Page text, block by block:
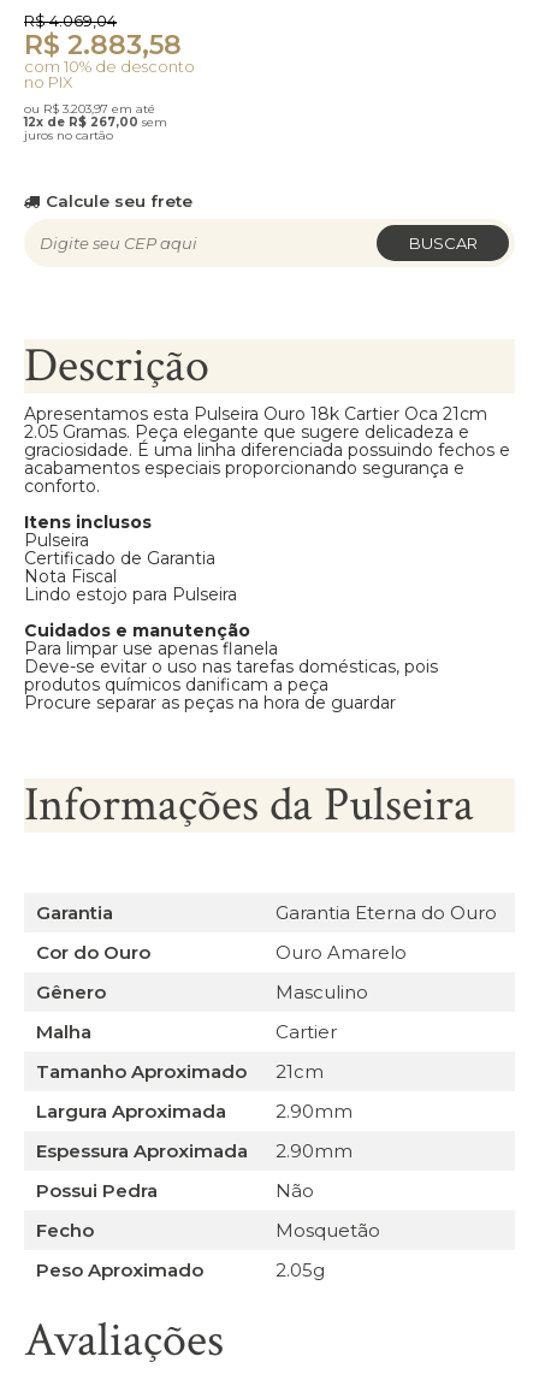
R$ 4.069,04
R$ 2.883,58
com 10% de desconto
no PIX
ou R$ 3.203,97 em até
12x de R$ 267,00 sem
juros no cartão
Calcule seu frete
BUSCAR
Descrição
Apresentamos esta Pulseira Ouro 18k Cartier Oca 21cm
2.05 Gramas. Peça elegante que sugere delicadeza e
graciosidade. É uma linha diferenciada possuindo fechos e
acabamentos especiais proporcionando segurança e
conforto.
Itens inclusos
Pulseira
Certificado de Garantia
Nota Fiscal
Lindo estojo para Pulseira
Cuidados e manutenção
Para limpar use apenas flanela
Deve-se evitar o uso nas tarefas domésticas, pois
produtos químicos danificam a peça
Procure separar as peças na hora de guardar
Informações da Pulseira
Garantia
Garantia Eterna do Ouro
Cor do Ouro
Ouro Amarelo
Gênero
Masculino
Malha
Cartier
Tamanho Aproximado
21cm
Largura Aproximada
2.90mm
Espessura Aproximada
2.90mm
Possui Pedra
Não
Fecho
Mosquetão
Peso Aproximado
2.05g
Avaliações